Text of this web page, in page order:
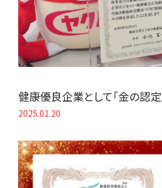
健康優良企業として「金の認
2025.01.20